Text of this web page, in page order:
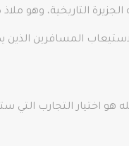
التاريخية، وهو
لاستيعاب المسافرين
اختيار التجارب التي